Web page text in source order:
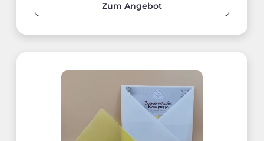
Zum Angebot